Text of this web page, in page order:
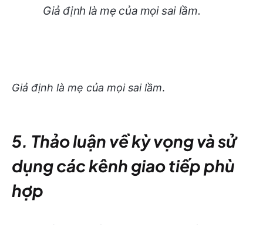
Giả định là mẹ của mọi sai lầm.
Giả định là mẹ của mọi sai lầm.
5. Thảo luận về kỳ vọng và sử
dụng các kênh giao tiếp phù
hợp